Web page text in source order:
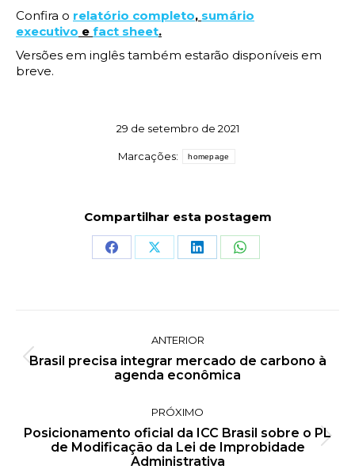
Confira o relatório completo, sumário
executivo e fact sheet.
Versões em inglês também estarão disponíveis em
breve.
29 de setembro de 2021
Marcações: homepage
Compartilhar esta postagem
Share Share Share Share
de
post:
ANTERIOR
Post
anterior:
Brasil precisa integrar mercado de carbono à
agenda econômica
PRÓXIMO
Próximo
post:
Posicionamento oficial da ICC Brasil sobre o PL
de Modificação da Lei de Improbidade
Administrativa